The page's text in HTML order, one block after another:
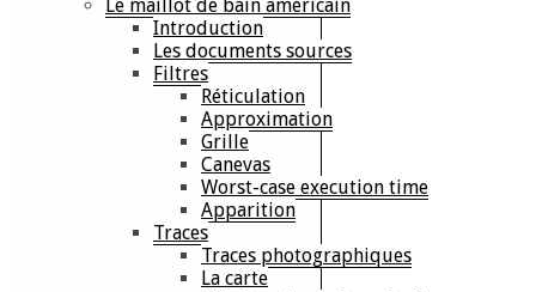
Le maillot de bain américain
Introduction
Les documents sources
Filtres
Réticulation
Approximation
Grille
Canevas
Worst-case execution time
Apparition
Traces
Traces photographiques
La carte